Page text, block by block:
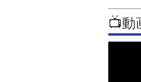
📺動